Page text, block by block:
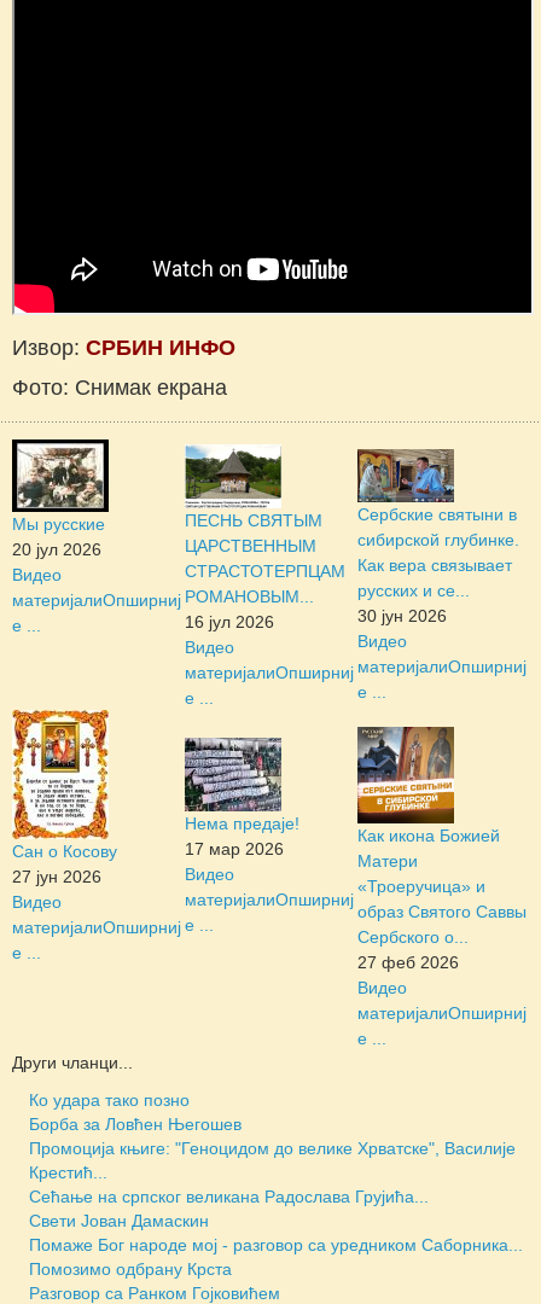
Извор: СРБИН ИНФО
Фото: Снимак екрана
Мы русские
20 јул 2026
Видео
материјалиОпширниј
е ...
ПЕСНЬ СВЯТЫМ
ЦАРСТВЕННЫМ
СТРАСТОТЕРПЦАМ
РОМАНОВЫМ...
16 јул 2026
Видео
материјалиОпширниј
е ...
Сербские святыни в
сибирской глубинке.
Как вера связывает
русских и се...
30 јун 2026
Видео
материјалиОпширниј
е ...
Сан о Косову
27 јун 2026
Видео
материјалиОпширниј
е ...
Нема предаје!
17 мар 2026
Видео
материјалиОпширниј
е ...
Как икона Божией
Матери
«Троеручица» и
образ Святого Саввы
Сербского о...
27 феб 2026
Видео
материјалиОпширниј
е ...
Други чланци...
Ко удара тако позно
Борба за Ловћен Његошев
Промоција књиге: "Геноцидом до велике Хрватске", Василије
Крестић...
Сећање на српског великана Радослава Грујића...
Свети Јован Дамаскин
Помаже Бог народе мој - разговор са уредником Саборника...
Помозимо одбрану Крста
Разговор са Ранком Гојковићем